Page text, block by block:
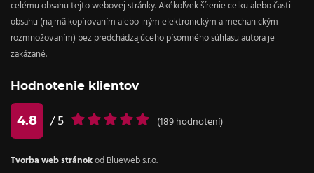
celému obsahu tejto webovej stránky. Akékoľvek šírenie celku alebo časti
obsahu (najmä kopírovaním alebo iným elektronickým a mechanickým
rozmnožovaním) bez predchádzajúceho písomného súhlasu autora je
zakázané.
Hodnotenie klientov
4.8 / 5 (189 hodnotení)
Tvorba web stránok od Blueweb s.r.o.